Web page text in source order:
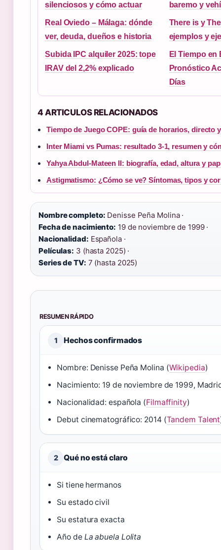
silenciosos y cómo actuar
baremo y
Real Oviedo – Málaga: dónde
ver, deuda, dueños e historia
There is y
ejemplos y
Subida IPC alquiler 2025: tope
IRAV del 2,2% explicado
El Tiempo en
Pronóstico
Días
4 ARTICULOS RELACIONADOS
Tiempo de Juego COPE: guía de horarios, directo
Inter Miami vs Pumas: resultado 3-1, resumen y
Yahya Abdul-Mateen II: biografía, edad, altura y
Astigmatismo: ¿Cómo se ve? Síntomas, tipos y
Nombre completo: Denisse Peña Molina ·
Fecha de nacimiento: 19 de noviembre de 1999 ·
Nacionalidad: Española ·
Películas: 3 (hasta 2025) ·
Series de TV: 7 (hasta 2025)
RESUMEN RÁPIDO
1 Hechos confirmados
Nombre: Denisse Peña Molina (Wikipedia)
Nacimiento: 19 de noviembre de 1999,
Nacionalidad: española (Filmaffinity)
Debut cinematográfico: 2014 (Tandem Talent
2 Qué no está claro
Si tiene hermanos
Su estado civil
Su estatura exacta
Año de La abuela Lolita